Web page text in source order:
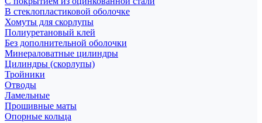
В стеклопластиковой оболочке
Хомуты для скорлупы
Полиуретановый клей
Без дополнительной оболочки
Минераловатные цилиндры
Цилиндры (скорлупы)
Тройники
Отводы
Ламельные
Прошивные маты
Опорные кольца